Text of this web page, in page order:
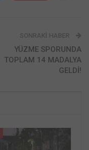
SONRAKI HABER
YÜZME SPORUNDA
TOPLAM 14 MADALYA
GELDİ!